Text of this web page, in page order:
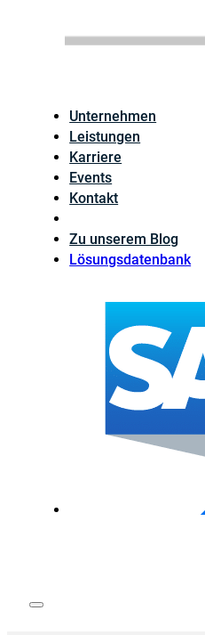
Unternehmen
Leistungen
Karriere
Events
Kontakt
Zu unserem Blog
Lösungsdatenbank